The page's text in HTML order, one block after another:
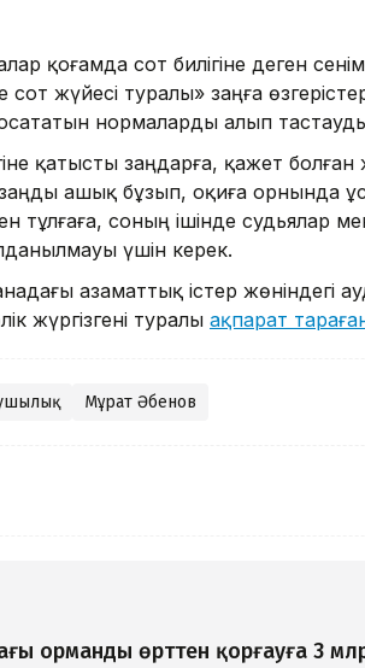
қоғамда сот билігіне деген
сот жүйесі туралы» заңға
нормаларды алып
қатысты заңдарға, қажет
ашық бұзып, оқиға орнында
тұлғаға, соның ішінде судьялар
үшін керек.
азаматтық істер жөніндегі
жүргізгені туралы ақпарат
Мұрат Әбенов
орманды өрттен қорғауға 3